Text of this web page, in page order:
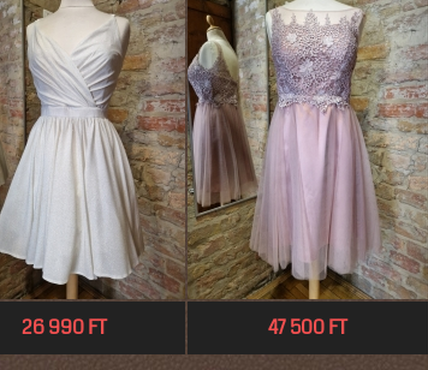
26 990 FT 47 500 FT